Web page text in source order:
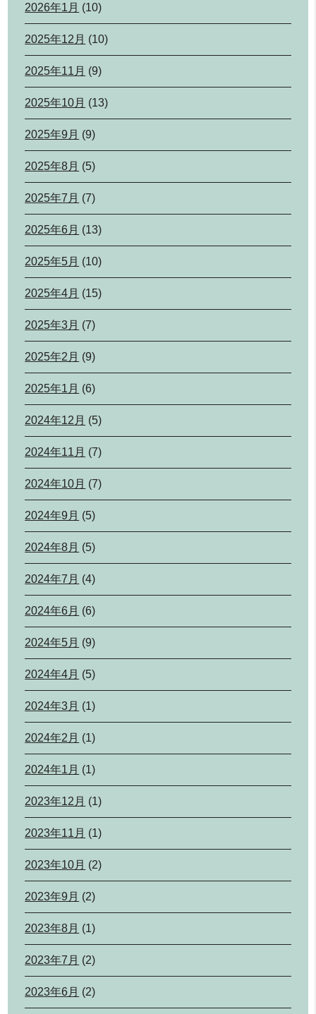
2026年1月 (10)
2025年12月 (10)
2025年11月 (9)
2025年10月 (13)
2025年9月 (9)
2025年8月 (5)
2025年7月 (7)
2025年6月 (13)
2025年5月 (10)
2025年4月 (15)
2025年3月 (7)
2025年2月 (9)
2025年1月 (6)
2024年12月 (5)
2024年11月 (7)
2024年10月 (7)
2024年9月 (5)
2024年8月 (5)
2024年7月 (4)
2024年6月 (6)
2024年5月 (9)
2024年4月 (5)
2024年3月 (1)
2024年2月 (1)
2024年1月 (1)
2023年12月 (1)
2023年11月 (1)
2023年10月 (2)
2023年9月 (2)
2023年8月 (1)
2023年7月 (2)
2023年6月 (2)